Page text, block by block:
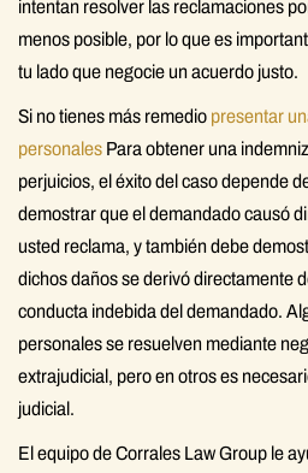
intentan resolver las reclamaciones
menos posible, por lo que es
tu lado que negocie un acuerdo justo.
Si no tienes más remedio presentar
personales Para obtener una
perjuicios, el éxito del caso depende
demostrar que el demandado causó
usted reclama, y también debe
dichos daños se derivó directamente
conducta indebida del demandado.
personales se resuelven mediante
extrajudicial, pero en otros es
judicial.
El equipo de Corrales Law Group le